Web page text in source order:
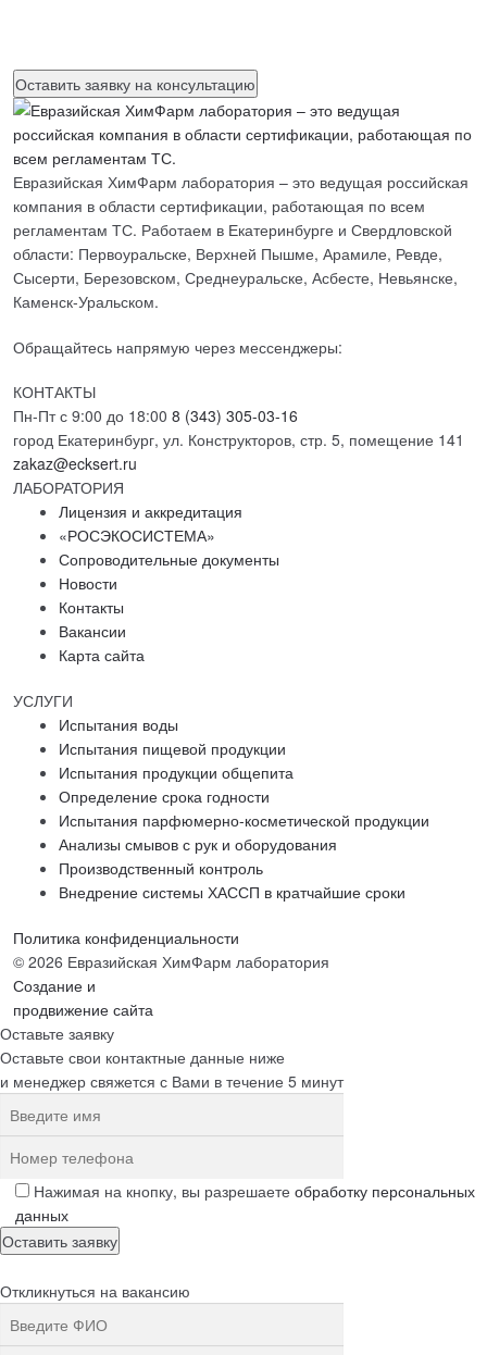
Евразийская ХимФарм лаборатория – это ведущая российская
компания в области сертификации, работающая по всем
регламентам ТС. Работаем в Екатеринбурге и Свердловской
области: Первоуральске, Верхней Пышме, Арамиле, Ревде,
Сысерти, Березовском, Среднеуральске, Асбесте, Невьянске,
Каменск-Уральском.
Обращайтесь напрямую через мессенджеры:
КОНТАКТЫ
Пн-Пт с 9:00 до 18:00 8 (343) 305-03-16
город Екатеринбург, ул. Конструкторов, стр. 5, помещение 141
zakaz@ecksert.ru
ЛАБОРАТОРИЯ
Лицензия и аккредитация
«РОСЭКОСИСТЕМА»
Сопроводительные документы
Новости
Контакты
Вакансии
Карта сайта
УСЛУГИ
Испытания воды
Испытания пищевой продукции
Испытания продукции общепита
Определение срока годности
Испытания парфюмерно-косметической продукции
Анализы смывов с рук и оборудования
Производственный контроль
Внедрение системы ХАССП в кратчайшие сроки
Политика конфиденциальности
© 2026 Евразийская ХимФарм лаборатория
Создание и
продвижение сайта
Оставьте заявку
Оставьте свои контактные данные ниже
и менеджер свяжется с Вами в течение 5 минут
Нажимая на кнопку, вы разрешаете обработку персональных
данных
Откликнуться на вакансию